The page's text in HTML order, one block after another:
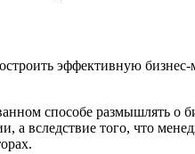
эффективную бизнес-
способе размышлять о
а вследствие того, что